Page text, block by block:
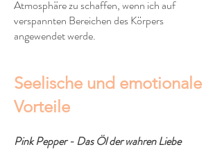
Atmosphäre zu schaffen, wenn ich auf
verspannten Bereichen des Körpers
angewendet werde.
Seelische und emotionale
Vorteile
Pink Pepper - Das Öl der wahren Liebe